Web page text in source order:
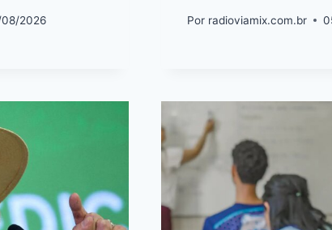
2026 Por radioviamix.com.br